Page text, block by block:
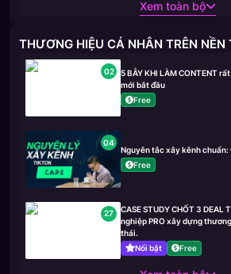
Xem toàn bộ
THƯƠNG HIỆU CÁ NHÂN TRÊN NỀN
02
5 BẪY KHI LÀM CONTENT
mới bắt đầu
Free
04
Nguyên tắc xây kênh chuẩn:
Free
27
CASE STUDY CHỐT 3 DEAL
nghiệp PRO xây dựng
thái.
Nổi bật
Free